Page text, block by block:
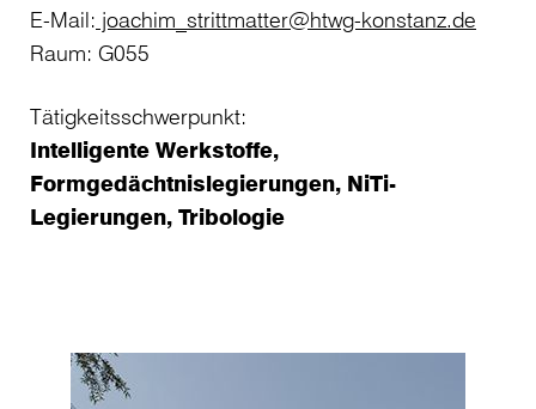
E-Mail: joachim_strittmatter@htwg-konstanz.de
Raum: G055
Tätigkeitsschwerpunkt:
Intelligente Werkstoffe,
Formgedächtnislegierungen, NiTi-
Legierungen, Tribologie